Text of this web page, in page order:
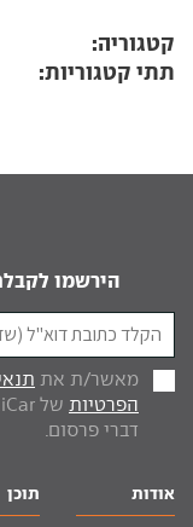
קטגוריה:
תתי קטגוריות:
הירשמו
מאשר/ת את
הפרטיות
דברי פרסום.
אודות תוכן